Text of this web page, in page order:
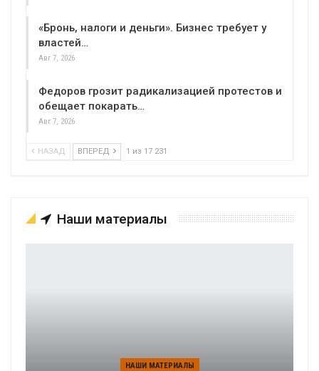
«Бронь, налоги и деньги». Бизнес требует у
властей…
Авг 7, 2026
Федоров грозит радикализацией протестов и
обещает покарать…
Авг 7, 2026
НАЗАД ВПЕРЕД 1 из 17 231
Наши материалы
НАШИ МАТЕРИАЛЫ